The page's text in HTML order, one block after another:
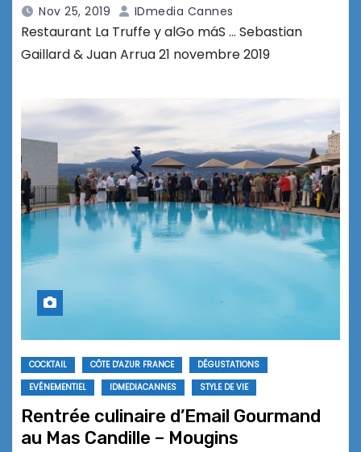
Nov 25, 2019 IDmedia Cannes
Restaurant La Truffe y alGo máS … Sebastian
Gaillard & Juan Arrua 21 novembre 2019
COCKTAIL CÔTE D'AZUR FRANCE
DÉGUSTATIONS
EVÉNEMENTIEL
IDMEDIACANNES STYLE DE VIE
Rentrée culinaire d’Email Gourmand
au Mas Candille – Mougins